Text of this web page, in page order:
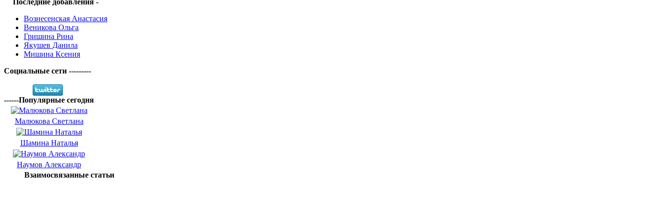
Последние добавления -
Вознесенская Анастасия
Веникова Ольга
Гришина Рина
Якушев Данила
Мишина Ксения
Социальные сети ---------
------Популярные сегодня
Малюкова Светлана
Шамина Наталья
Наумов Александр
Взаимосвязанные статьи